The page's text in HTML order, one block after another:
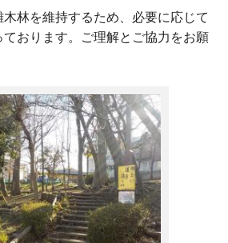
林を維持するため、必要に応じて
おります。ご理解とご協力をお願